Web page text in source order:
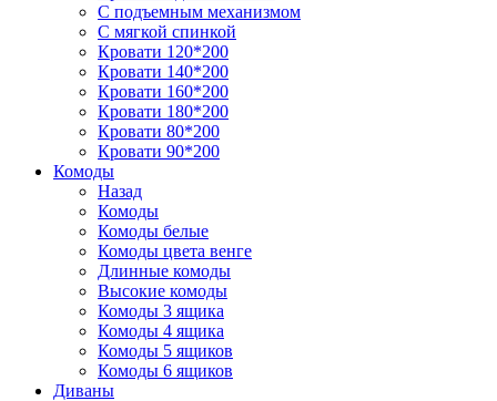
С подъемным механизмом
С мягкой спинкой
Кровати 120*200
Кровати 140*200
Кровати 160*200
Кровати 180*200
Кровати 80*200
Кровати 90*200
Комоды
Назад
Комоды
Комоды белые
Комоды цвета венге
Длинные комоды
Высокие комоды
Комоды 3 ящика
Комоды 4 ящика
Комоды 5 ящиков
Комоды 6 ящиков
Диваны